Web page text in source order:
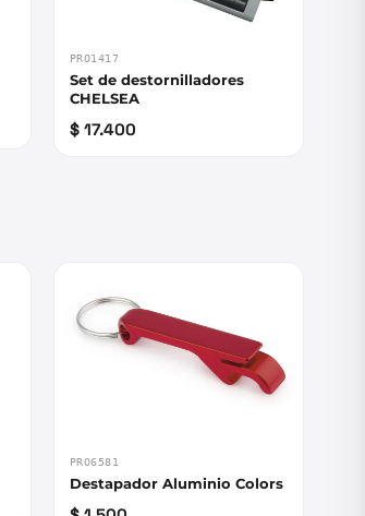
PRO1417
Set de destornilladores
CHELSEA
$ 17.400
PRO6581
Destapador Aluminio Colors